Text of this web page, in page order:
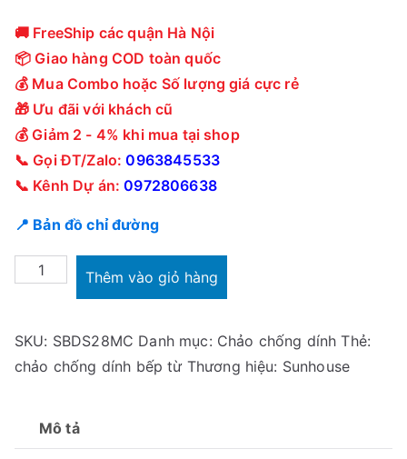
🚚 FreeShip các quận Hà Nội
📦 Giao hàng COD toàn quốc
💰 Mua Combo hoặc Số lượng giá cực rẻ
🎁 Ưu đãi với khách cũ
💰 Giảm 2 - 4% khi mua tại shop
📞 Gọi ĐT/Zalo:0963845533
📞 Kênh Dự án:0972806638
📍 Bản đồ chỉ đường
Chảo
Sunhouse
Healthy
28cm
số
Thêm vào giỏ hàng
SKU: SBDS28MC Danh mục: Chảo chống dính Thẻ:
chảo chống dính bếp từ Thương hiệu: Sunhouse
Mô tả